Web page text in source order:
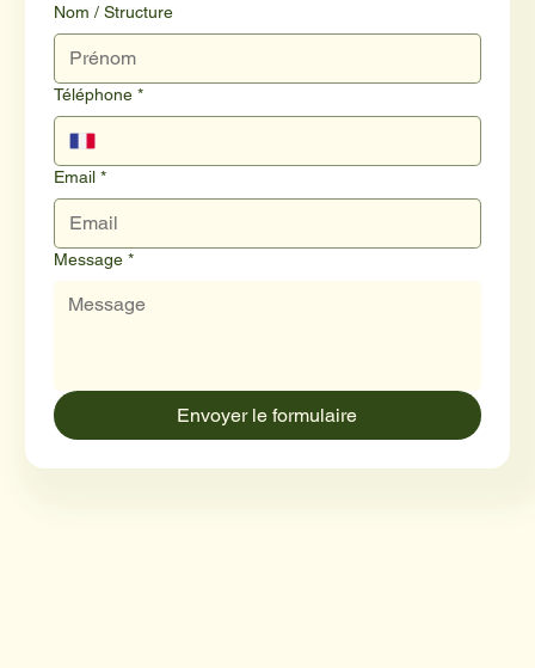
Nom / Structure
Téléphone *
Email *
Message *
Envoyer le formulaire